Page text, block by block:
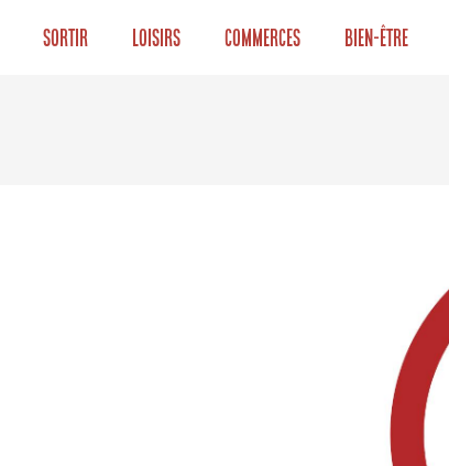
Sortir Loisirs Commerces Bien-être